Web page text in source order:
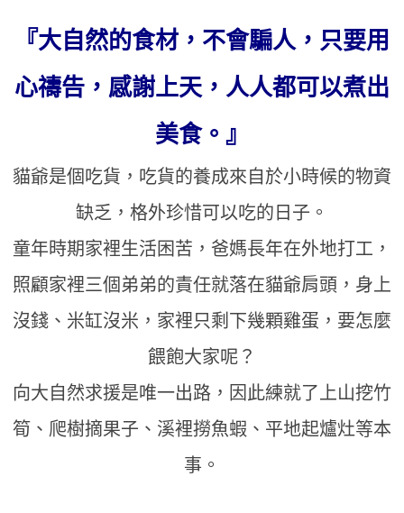
『大自然的食材，不會騙人，只要用
心禱告，感謝上天，人人都可以煮出
美食。』
貓爺是個吃貨，吃貨的養成來自於小時候的物資
缺乏，格外珍惜可以吃的日子。
童年時期家裡生活困苦，爸媽長年在外地打工，
照顧家裡三個弟弟的責任就落在貓爺肩頭，身上
沒錢、米缸沒米，家裡只剩下幾顆雞蛋，要怎麼
餵飽大家呢？
向大自然求援是唯一出路，因此練就了上山挖竹
筍、爬樹摘果子、溪裡撈魚蝦、平地起爐灶等本
事。